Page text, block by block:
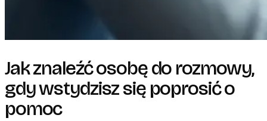
Jak znaleźć osobę do rozmowy,
gdy wstydzisz się poprosić o
pomoc